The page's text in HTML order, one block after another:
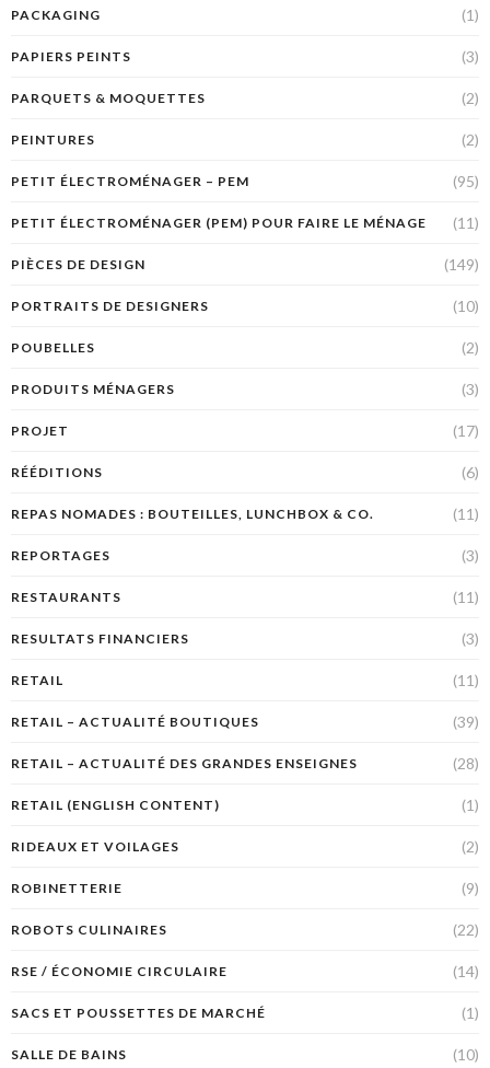
PACKAGING (1)
PAPIERS PEINTS (3)
PARQUETS & MOQUETTES (2)
PEINTURES (2)
PETIT ÉLECTROMÉNAGER – PEM (95)
PETIT ÉLECTROMÉNAGER (PEM) POUR FAIRE LE MÉNAGE (11)
PIÈCES DE DESIGN (149)
PORTRAITS DE DESIGNERS (10)
POUBELLES (2)
PRODUITS MÉNAGERS (3)
PROJET (17)
RÉÉDITIONS (6)
REPAS NOMADES : BOUTEILLES, LUNCHBOX & CO. (11)
REPORTAGES (3)
RESTAURANTS (11)
RESULTATS FINANCIERS (3)
RETAIL (11)
RETAIL – ACTUALITÉ BOUTIQUES (39)
RETAIL – ACTUALITÉ DES GRANDES ENSEIGNES (28)
RETAIL (ENGLISH CONTENT) (1)
RIDEAUX ET VOILAGES (2)
ROBINETTERIE (9)
ROBOTS CULINAIRES (22)
RSE / ÉCONOMIE CIRCULAIRE (14)
SACS ET POUSSETTES DE MARCHÉ (1)
SALLE DE BAINS (10)